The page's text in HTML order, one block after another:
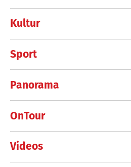
Kultur
Sport
Panorama
OnTour
Videos